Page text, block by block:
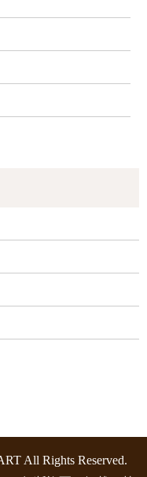
All Rights Reserved.